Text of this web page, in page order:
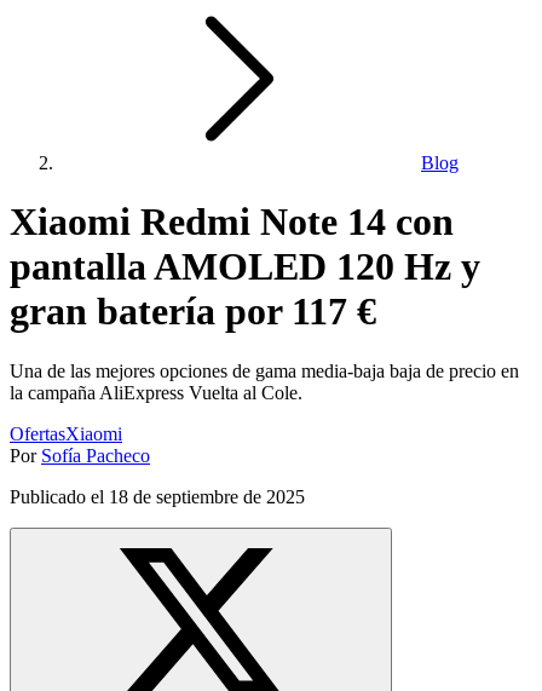
Blog
Xiaomi Redmi Note 14 con
pantalla AMOLED 120 Hz y
gran batería por 117 €
Una de las mejores opciones de gama media-baja baja de precio en
la campaña AliExpress Vuelta al Cole.
OfertasXiaomi
Por Sofía Pacheco
Publicado el 18 de septiembre de 2025